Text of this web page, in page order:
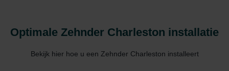
Optimale Zehnder Charleston installatie
Bekijk hier hoe u een Zehnder Charleston installeert